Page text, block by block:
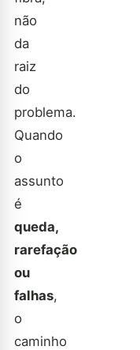
não
da
raiz
do
problema.
Quando
o
assunto
é
queda,
rarefação
ou
falhas,
o
caminho